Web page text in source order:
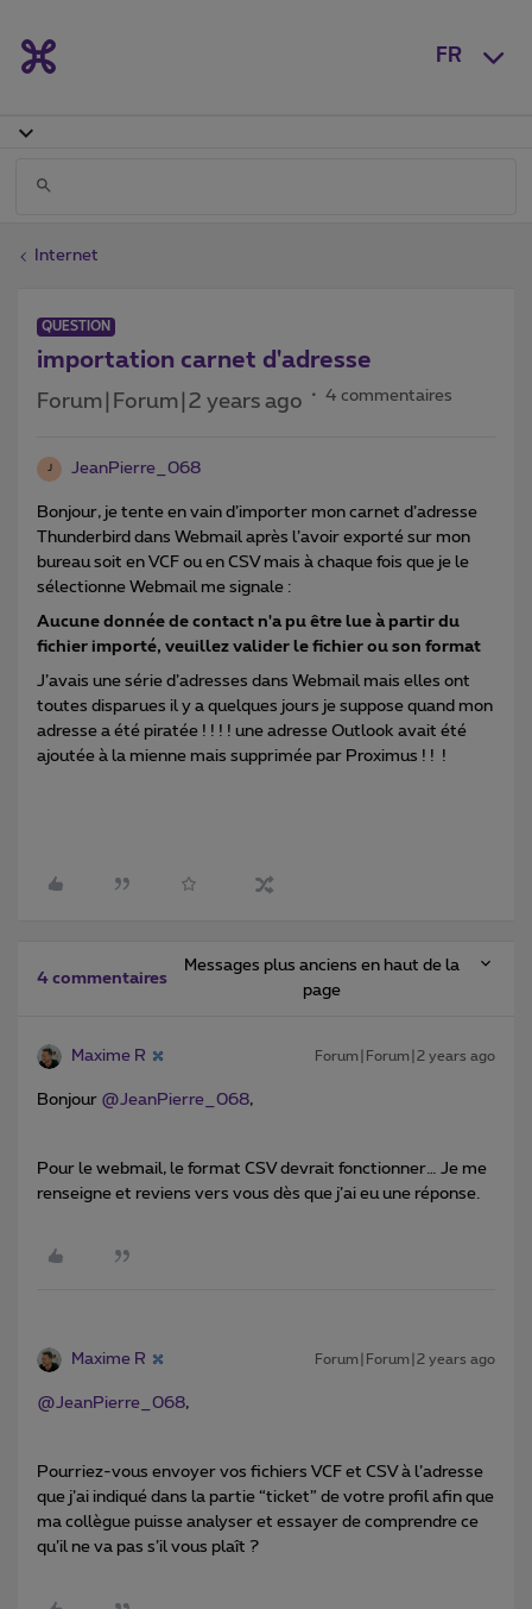
FR
Internet
QUESTION
importation carnet d'adresse
Forum|Forum|2 years ago 4 commentaires
J JeanPierre_068
Bonjour, je tente en vain d’importer mon carnet d’adresse
Thunderbird dans Webmail après l’avoir exporté sur mon
bureau soit en VCF ou en CSV mais à chaque fois que je le
sélectionne Webmail me signale :
Aucune donnée de contact n'a pu être lue à partir du
fichier importé, veuillez valider le fichier ou son format
J’avais une série d’adresses dans Webmail mais elles ont
toutes disparues il y a quelques jours je suppose quand mon
adresse a été piratée ! ! ! ! une adresse Outlook avait été
ajoutée à la mienne mais supprimée par Proximus ! ! !
4 commentaires
Messages plus anciens en haut de la
page
Maxime R Forum|Forum|2 years ago
Bonjour @JeanPierre_068,
Pour le webmail, le format CSV devrait fonctionner… Je me
renseigne et reviens vers vous dès que j’ai eu une réponse.
Maxime R Forum|Forum|2 years ago
@JeanPierre_068,
Pourriez-vous envoyer vos fichiers VCF et CSV à l’adresse
que j’ai indiqué dans la partie “ticket” de votre profil afin que
ma collègue puisse analyser et essayer de comprendre ce
qu’il ne va pas s’il vous plaît ?